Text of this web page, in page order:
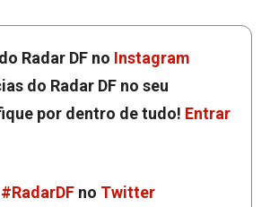
Radar DF no Instagram
do Radar DF no seu
por dentro de tudo! Entrar
#RadarDF no Twitter